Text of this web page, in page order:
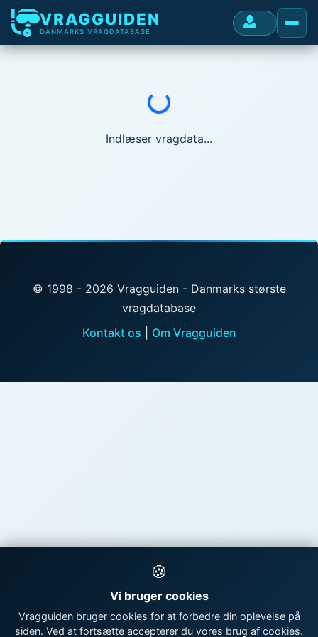
VRAGGUIDEN
DANMARKS VRAGDATABASE
Indlæser...
Indlæser vragdata...
© 1998 - 2026 Vragguiden - Danmarks største
vragdatabase
Kontakt os
Om Vragguiden
🍪
Vi bruger cookies
Vragguiden bruger cookies for at forbedre din oplevelse på
siden. Ved at fortsætte accepterer du vores brug af cookies.